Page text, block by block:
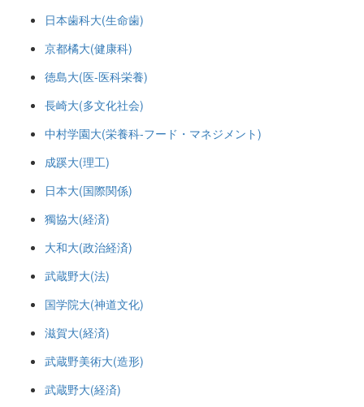
日本歯科大(生命歯)
京都橘大(健康科)
徳島大(医-医科栄養)
長崎大(多文化社会)
中村学園大(栄養科-フード・マネジメント)
成蹊大(理工)
日本大(国際関係)
獨協大(経済)
大和大(政治経済)
武蔵野大(法)
国学院大(神道文化)
滋賀大(経済)
武蔵野美術大(造形)
武蔵野大(経済)